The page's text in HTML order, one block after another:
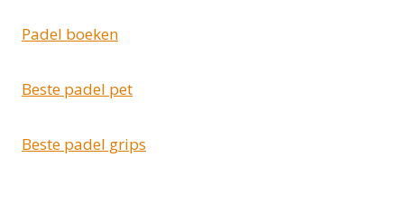
Padel boeken
Beste padel pet
Beste padel grips